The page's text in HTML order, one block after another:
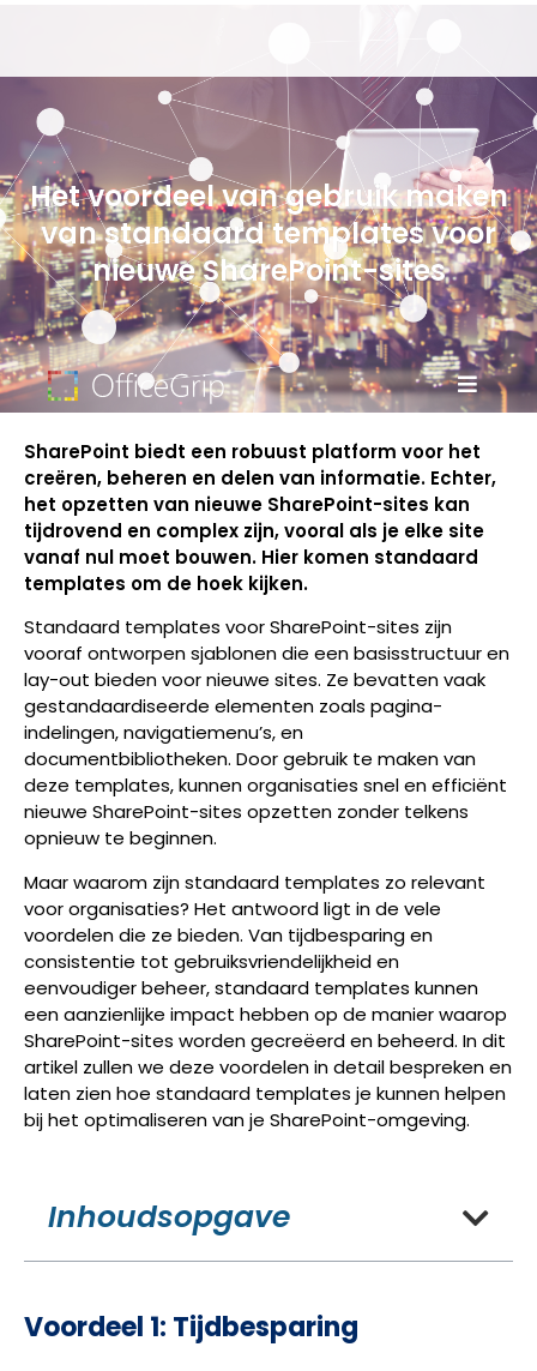
Het voordeel van gebruik maken
van standaard templates voor
nieuwe SharePoint-sites
SharePoint biedt een robuust platform voor het
creëren, beheren en delen van informatie. Echter,
het opzetten van nieuwe SharePoint-sites kan
tijdrovend en complex zijn, vooral als je elke site
vanaf nul moet bouwen. Hier komen standaard
templates om de hoek kijken.
Standaard templates voor SharePoint-sites zijn
vooraf ontworpen sjablonen die een basisstructuur en
lay-out bieden voor nieuwe sites. Ze bevatten vaak
gestandaardiseerde elementen zoals pagina-
indelingen, navigatiemenu’s, en
documentbibliotheken. Door gebruik te maken van
deze templates, kunnen organisaties snel en efficiënt
nieuwe SharePoint-sites opzetten zonder telkens
opnieuw te beginnen.
Maar waarom zijn standaard templates zo relevant
voor organisaties? Het antwoord ligt in de vele
voordelen die ze bieden. Van tijdbesparing en
consistentie tot gebruiksvriendelijkheid en
eenvoudiger beheer, standaard templates kunnen
een aanzienlijke impact hebben op de manier waarop
SharePoint-sites worden gecreëerd en beheerd. In dit
artikel zullen we deze voordelen in detail bespreken en
laten zien hoe standaard templates je kunnen helpen
bij het optimaliseren van je SharePoint-omgeving.
Inhoudsopgave
Voordeel 1: Tijdbesparing